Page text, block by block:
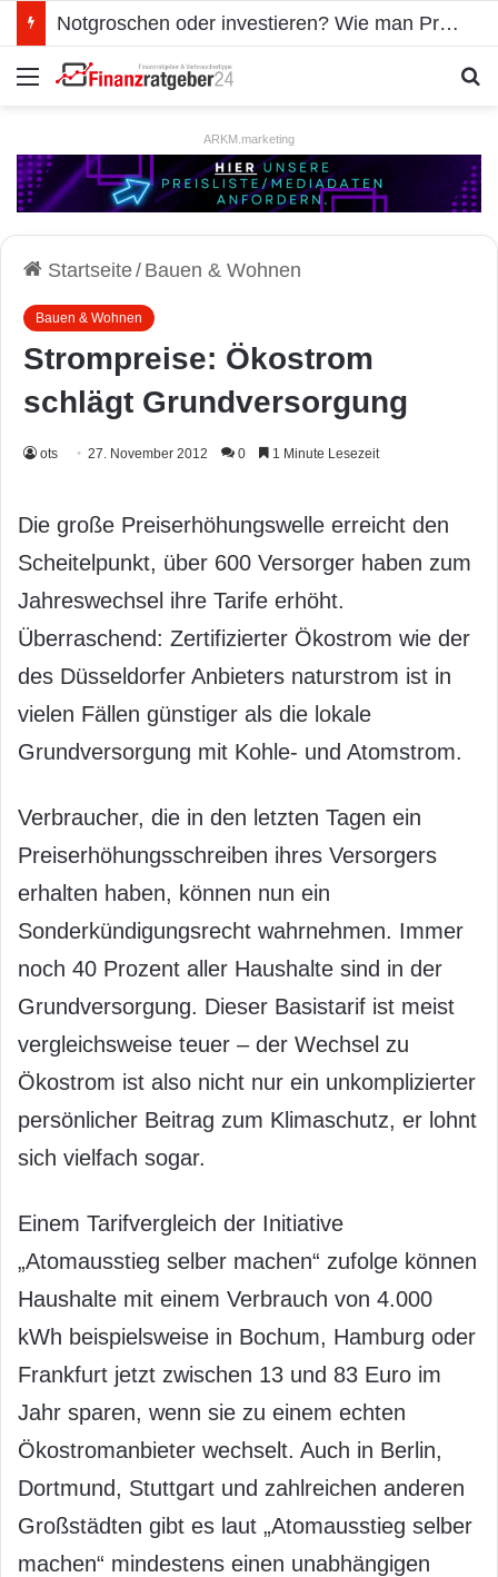
Notgroschen oder investieren? Wie man Prioritäten im eigenen Finanzplan setzt
Menü
ARKM.marketing
Startseite/ Bauen & Wohnen
Bauen & Wohnen
Strompreise: Ökostrom
schlägt Grundversorgung
ots 27. November 2012 0 1 Minute Lesezeit
Die große Preiserhöhungswelle erreicht den
Scheitelpunkt, über 600 Versorger haben zum
Jahreswechsel ihre Tarife erhöht.
Überraschend: Zertifizierter Ökostrom wie der
des Düsseldorfer Anbieters naturstrom ist in
vielen Fällen günstiger als die lokale
Grundversorgung mit Kohle- und Atomstrom.
Verbraucher, die in den letzten Tagen ein
Preiserhöhungsschreiben ihres Versorgers
erhalten haben, können nun ein
Sonderkündigungsrecht wahrnehmen. Immer
noch 40 Prozent aller Haushalte sind in der
Grundversorgung. Dieser Basistarif ist meist
vergleichsweise teuer – der Wechsel zu
Ökostrom ist also nicht nur ein unkomplizierter
persönlicher Beitrag zum Klimaschutz, er lohnt
sich vielfach sogar.
Einem Tarifvergleich der Initiative
„Atomausstieg selber machen“ zufolge können
Haushalte mit einem Verbrauch von 4.000
kWh beispielsweise in Bochum, Hamburg oder
Frankfurt jetzt zwischen 13 und 83 Euro im
Jahr sparen, wenn sie zu einem echten
Ökostromanbieter wechselt. Auch in Berlin,
Dortmund, Stuttgart und zahlreichen anderen
Großstädten gibt es laut „Atomausstieg selber
machen“ mindestens einen unabhängigen